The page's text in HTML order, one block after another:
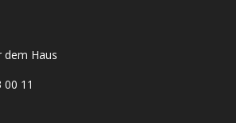
dem Haus
00 11